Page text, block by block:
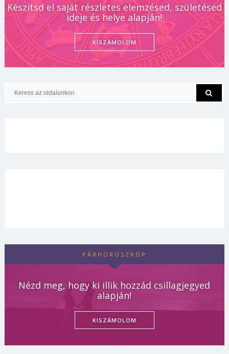
Készítsd el saját részletes elemzésed, születésed
ideje és helye alapján!
KISZÁMOLOM
PÁRHOROSZKÓP
Nézd meg, hogy ki illik hozzád csillagjegyed
alapján!
KISZÁMOLOM